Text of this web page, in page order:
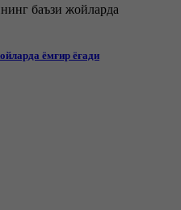
ёмғир ёғади